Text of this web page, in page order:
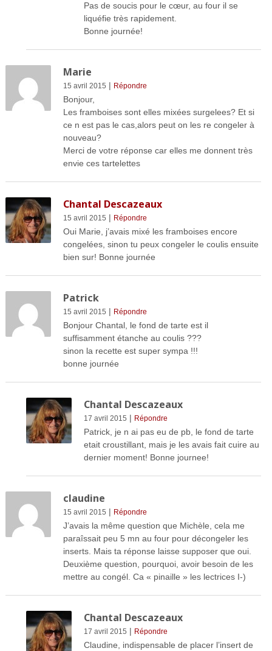
Pas de soucis pour le cœur, au four il se
liquéfie très rapidement.
Bonne journée!
Marie
15 avril 2015 | Répondre
Bonjour,
Les framboises sont elles mixées surgelees? Et si
ce n est pas le cas,alors peut on les re congeler à
nouveau?
Merci de votre réponse car elles me donnent très
envie ces tartelettes
Chantal Descazeaux
15 avril 2015 | Répondre
Oui Marie, j’avais mixé les framboises encore
congelées, sinon tu peux congeler le coulis ensuite
bien sur! Bonne journée
Patrick
15 avril 2015 | Répondre
Bonjour Chantal, le fond de tarte est il
suffisamment étanche au coulis ???
sinon la recette est super sympa !!!
bonne journée
Chantal Descazeaux
17 avril 2015 | Répondre
Patrick, je n ai pas eu de pb, le fond de tarte
etait croustillant, mais je les avais fait cuire au
dernier moment! Bonne journee!
claudine
15 avril 2015 | Répondre
J’avais la même question que Michèle, cela me
paraîssait peu 5 mn au four pour décongeler les
inserts. Mais ta réponse laisse supposer que oui.
Deuxième question, pourquoi, avoir besoin de les
mettre au congél. Ca « pinaille » les lectrices I-)
Chantal Descazeaux
17 avril 2015 | Répondre
Claudine, indispensable de placer l’insert de